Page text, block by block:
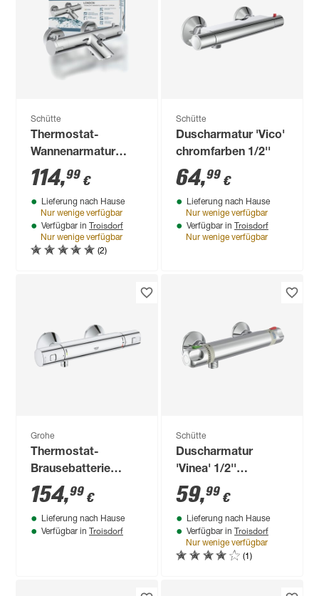
Schütte
Thermostat-
Wannenarmatur
'London'
chromfarben
114,99 €
Lieferung nach Hause
Nur wenige verfügbar
Verfügbar in Troisdorf
Nur wenige verfügbar
(2)
Schütte
Duscharmatur 'Vico'
chromfarben 1/2''
64,99 €
Lieferung nach Hause
Nur wenige verfügbar
Verfügbar in Troisdorf
Nur wenige verfügbar
Grohe
Thermostat-
Brausebatterie
'Precision Start'
verchromt
154,99 €
Lieferung nach Hause
Verfügbar in Troisdorf
Schütte
Duscharmatur
'Vinea' 1/2''
chromfarben
59,99 €
Lieferung nach Hause
Verfügbar in Troisdorf
Nur wenige verfügbar
(1)